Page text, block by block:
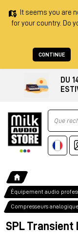
It seems you are
for your country. Do
CONTINUE
DU
Ricerca
Équipement audio
Compresseurs
SPL Transient